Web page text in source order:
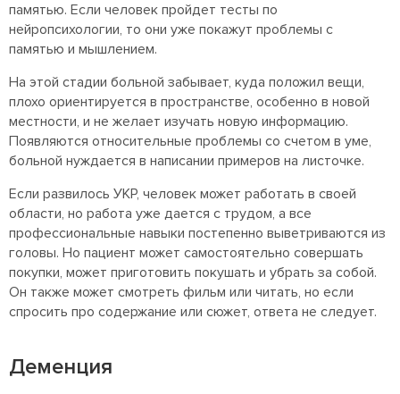
памятью. Если человек пройдет тесты по
нейропсихологии, то они уже покажут проблемы с
памятью и мышлением.
На этой стадии больной забывает, куда положил вещи,
плохо ориентируется в пространстве, особенно в новой
местности, и не желает изучать новую информацию.
Появляются относительные проблемы со счетом в уме,
больной нуждается в написании примеров на листочке.
Если развилось УКР, человек может работать в своей
области, но работа уже дается с трудом, а все
профессиональные навыки постепенно выветриваются из
головы. Но пациент может самостоятельно совершать
покупки, может приготовить покушать и убрать за собой.
Он также может смотреть фильм или читать, но если
спросить про содержание или сюжет, ответа не следует.
Деменция